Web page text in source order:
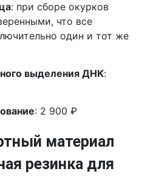
: при сборе окурков
что все
один и тот же
выделения ДНК:
: 2 900 ₽
материал
резинка для